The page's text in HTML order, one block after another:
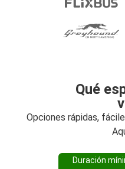
Qué
Opciones rápidas,
Duración